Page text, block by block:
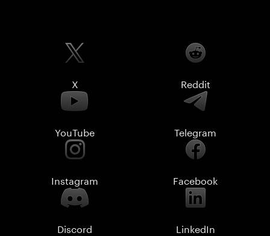
X Reddit
YouTube Telegram
Instagram Facebook
Discord LinkedIn